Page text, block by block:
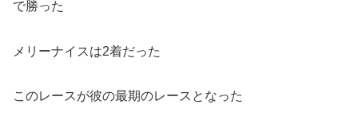
で勝った
メリーナイスは2着だった
このレースが彼の最期のレースとなった